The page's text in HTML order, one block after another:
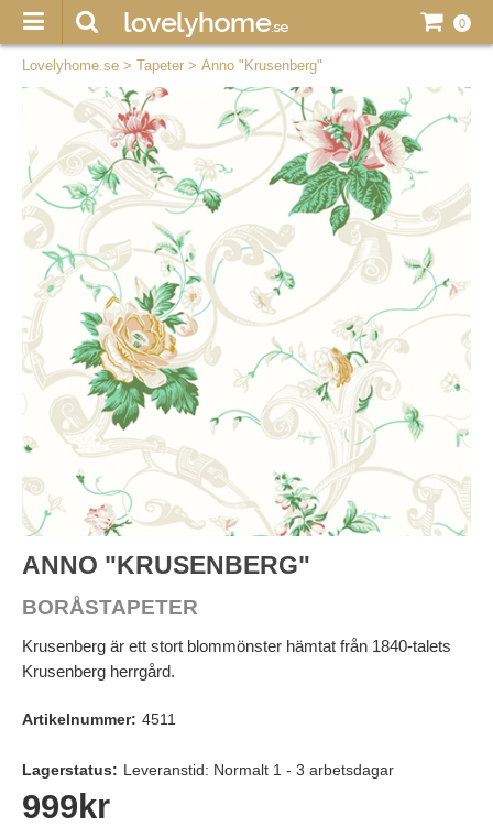
0
Lovelyhome.se > Tapeter > Anno "Krusenberg"
ANNO "KRUSENBERG"
BORÅSTAPETER
Krusenberg är ett stort blommönster hämtat från 1840-talets
Krusenberg herrgård.
Artikelnummer: 4511
Lagerstatus: Leveranstid: Normalt 1 - 3 arbetsdagar
999 kr